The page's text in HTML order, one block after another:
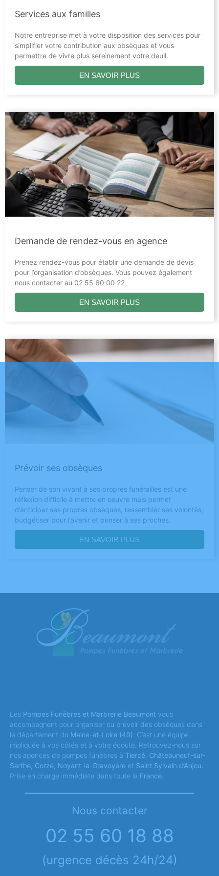
Services aux familles
Notre entreprise met à votre disposition des services pour
simplifier votre contribution aux obsèques et vous
permettre de vivre plus sereinement votre deuil.
EN SAVOIR PLUS
Demande de rendez-vous en agence
Prenez rendez-vous pour établir une demande de devis
pour l’organisation d’obsèques. Vous pouvez également
nous contacter au 02 55 60 00 22
EN SAVOIR PLUS
Prévoir ses obsèques
Penser de son vivant à ses propres funérailles est une
réflexion difficile à mettre en oeuvre mais permet
d’anticiper ses propres obsèques, rassembler ses volontés,
budgétiser pour l’avenir et penser à ses proches.
EN SAVOIR PLUS
Les Pompes Funèbres et Marbrerie Beaumont vous
accompagnent pour organiser ou prévoir des obsèques dans
le département du Maine-et-Loire (49) . C’est une équipe
impliquée à vos côtés et à votre écoute. Retrouvez-nous sur
nos agences de pompes funèbres à Tiercé Châteauneuf-sur-
Sarthe, Corzé, Noyant-la-Gravoyère et Saint Sylvain d’Anjou.
Prise en charge immédiate dans toute la France.
Nous contacter
02 55 60 18 88
(urgence décès 24h/24)